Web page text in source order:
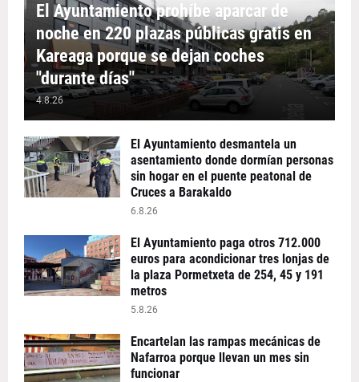
El Ayuntamiento prohíbe aparcar de
noche en 220 plazas públicas gratis en
Kareaga porque se dejan coches
"durante días"
4.8.26
El Ayuntamiento desmantela un
asentamiento donde dormían personas
sin hogar en el puente peatonal de
Cruces a Barakaldo
6.8.26
El Ayuntamiento paga otros 712.000
euros para acondicionar tres lonjas de
la plaza Pormetxeta de 254, 45 y 191
metros
5.8.26
Encartelan las rampas mecánicas de
Nafarroa porque llevan un mes sin
funcionar